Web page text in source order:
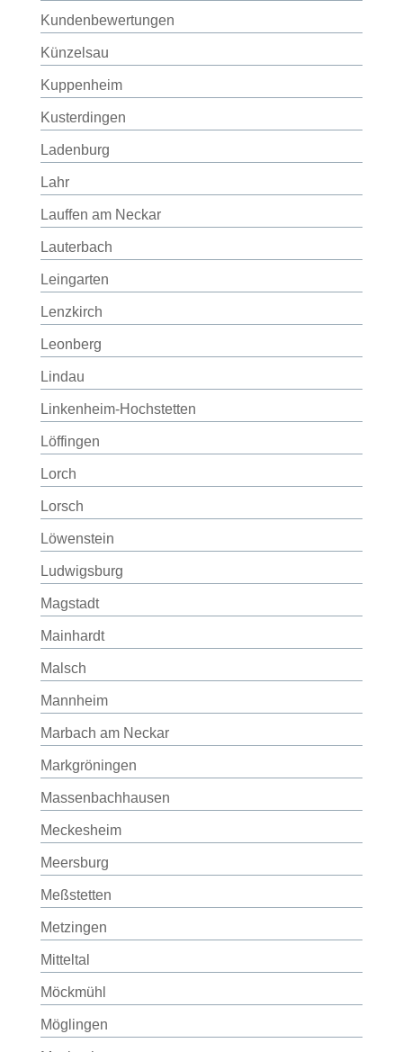
Kundenbewertungen
Künzelsau
Kuppenheim
Kusterdingen
Ladenburg
Lahr
Lauffen am Neckar
Lauterbach
Leingarten
Lenzkirch
Leonberg
Lindau
Linkenheim-Hochstetten
Löffingen
Lorch
Lorsch
Löwenstein
Ludwigsburg
Magstadt
Mainhardt
Malsch
Mannheim
Marbach am Neckar
Markgröningen
Massenbachhausen
Meckesheim
Meersburg
Meßstetten
Metzingen
Mitteltal
Möckmühl
Möglingen